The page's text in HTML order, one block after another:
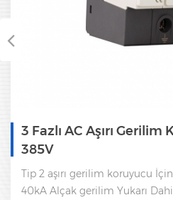
3 Fazlı AC Aşırı Gerilim
385V
Tip 2 aşırı gerilim koruyucu
40kA Alçak gerilim Yukarı